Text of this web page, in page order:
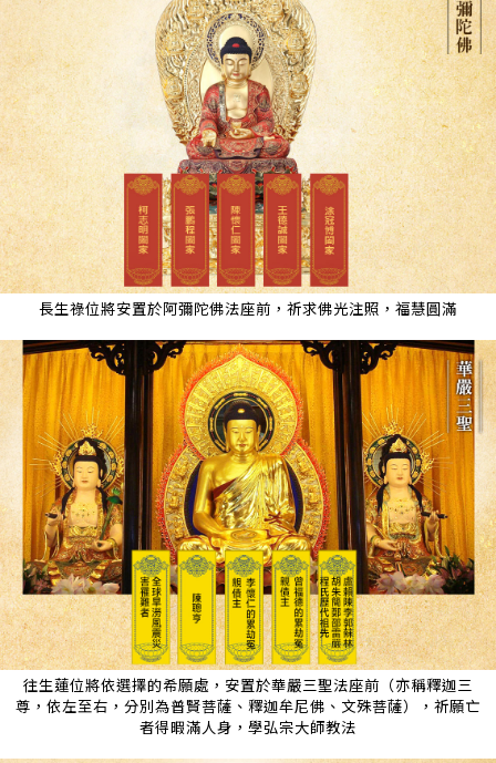
長生祿位將安置於阿彌陀佛法座前，祈求佛光注照，福慧圓滿
往生蓮位將依選擇的希願處，安置於華嚴三聖法座前（亦稱釋迦三
尊，依左至右，分別為普賢菩薩、釋迦牟尼佛、文殊菩薩），祈願亡
者得暇滿人身，學弘宗大師教法